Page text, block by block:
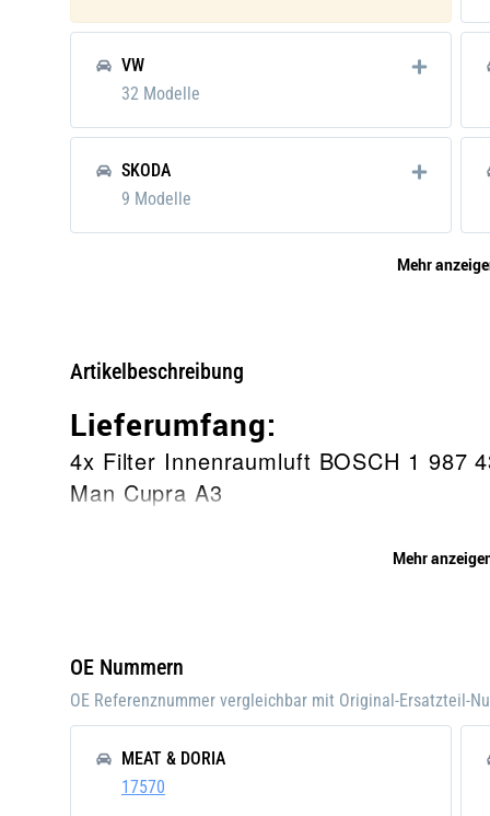
VW
32 Modelle
SKODA
9 Modelle
Mehr
Artikelbeschreibung
Lieferumfang:
4x Filter Innenraumluft BOSCH 1 987
Man Cupra A3
Luftqualität im Innenraum beiträgt.
Windschutzscheibe wird reduziert und
mehr Sicherheit im Straßenverkehr.
Klimaanlage des Fahrzeugs vor Staub
Lebensdauer des Systems verlängert
Mehr
OE Nummern
OE Referenznummer vergleichbar mit Original-Ersatzteil-
MEAT & DORIA
17570